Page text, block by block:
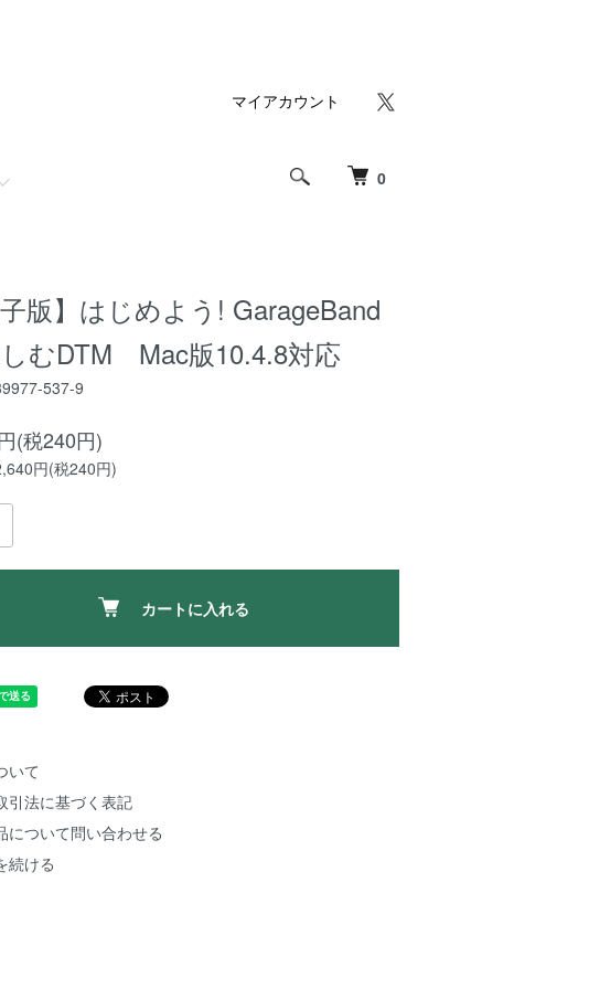
0
マイアカウント
子版】はじめよう! GarageBand
むDTM Mac版10.4.8対応
537-9
(税240円)
円(税240円)
カートに入れる
いて
引法に基づく表記
について問い合わせる
続ける